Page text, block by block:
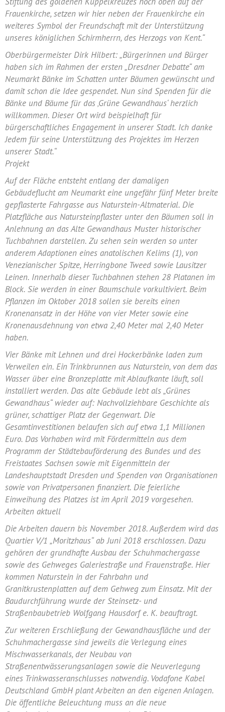
Frauenkirche, setzen wir hier neben der Frauenkirche ein
weiteres Symbol der Freundschaft mit der Unterstützung
unseres königlichen Schirmherrn, des Herzogs von Kent.“
Oberbürgermeister Dirk Hilbert: „Bürgerinnen und Bürger
haben sich im Rahmen der ersten „Dresdner Debatte“ am
Neumarkt Bänke im Schatten unter Bäumen gewünscht und
damit schon die Idee gespendet. Nun sind Spenden für die
Bänke und Bäume für das ‚Grüne Gewandhaus‘ herzlich
willkommen. Dieser Ort wird beispielhaft für
bürgerschaftliches Engagement in unserer Stadt. Ich danke
Jedem für seine Unterstützung des Projektes im Herzen
unserer Stadt.“
Projekt
Auf der Fläche entsteht entlang der damaligen
Gebäudeflucht am Neumarkt eine ungefähr fünf Meter breite
gepflasterte Fahrgasse aus Naturstein-Altmaterial. Die
Platzfläche aus Natursteinpflaster unter den Bäumen soll in
Anlehnung an das Alte Gewandhaus Muster historischer
Tuchbahnen darstellen. Zu sehen sein werden so unter
anderem Adaptionen eines anatolischen Kelims (1), von
Venezianischer Spitze, Herringbone Tweed sowie Lausitzer
Leinen. Innerhalb dieser Tuchbahnen stehen 28 Platanen im
Block. Sie werden in einer Baumschule vorkultiviert. Beim
Pflanzen im Oktober 2018 sollen sie bereits einen
Kronenansatz in der Höhe von vier Meter sowie eine
Kronenausdehnung von etwa 2,40 Meter mal 2,40 Meter
haben.
Vier Bänke mit Lehnen und drei Hockerbänke laden zum
Verweilen ein. Ein Trinkbrunnen aus Naturstein, von dem das
Wasser über eine Bronzeplatte mit Ablaufkante läuft, soll
installiert werden. Das alte Gebäude lebt als „Grünes
Gewandhaus“ wieder auf: Nachvollziehbare Geschichte als
grüner, schattiger Platz der Gegenwart. Die
Gesamtinvestitionen belaufen sich auf etwa 1,1 Millionen
Euro. Das Vorhaben wird mit Fördermitteln aus dem
Programm der Städtebauförderung des Bundes und des
Freistaates Sachsen sowie mit Eigenmitteln der
Landeshauptstadt Dresden und Spenden von Organisationen
sowie von Privatpersonen finanziert. Die feierliche
Einweihung des Platzes ist im April 2019 vorgesehen.
Arbeiten aktuell
Die Arbeiten dauern bis November 2018. Außerdem wird das
Quartier V/1 „Moritzhaus“ ab Juni 2018 erschlossen. Dazu
gehören der grundhafte Ausbau der Schuhmachergasse
sowie des Gehweges Galeriestraße und Frauenstraße. Hier
kommen Naturstein in der Fahrbahn und
Granitkrustenplatten auf dem Gehweg zum Einsatz. Mit der
Baudurchführung wurde der Steinsetz- und
Straßenbaubetrieb Wolfgang Hausdorf e. K. beauftragt.
Zur weiteren Erschließung der Gewandhausfläche und der
Schuhmachergasse sind jeweils die Verlegung eines
Mischwasserkanals, der Neubau von
Straßenentwässerungsanlagen sowie die Neuverlegung
eines Trinkwasseranschlusses notwendig. Vodafone Kabel
Deutschland GmbH plant Arbeiten an den eigenen Anlagen.
Die öffentliche Beleuchtung muss an die neue